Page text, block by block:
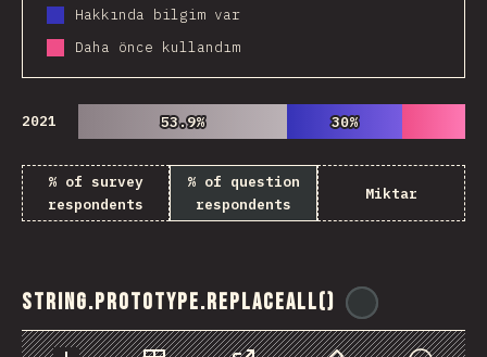
Hakkında bilgim var
Daha önce kullandım
2021 53.9%
53.9% 30%
30%
% of survey
respondents
% of question
respondents
Miktar
String.prototype.replaceAll()